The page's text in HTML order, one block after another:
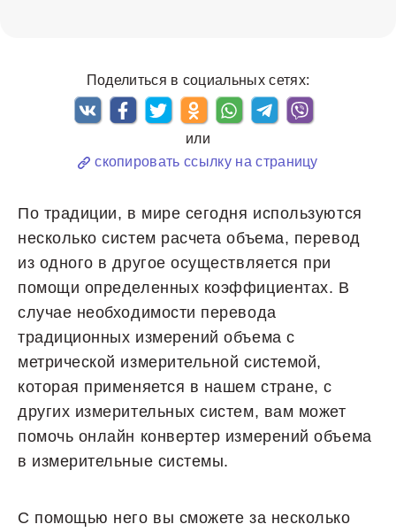
Поделиться в социальных сетях:
или
скопировать ссылку на страницу
По традиции, в мире сегодня используются
несколько систем расчета объема, перевод
из одного в другое осуществляется при
помощи определенных коэффициентах. В
случае необходимости перевода
традиционных измерений объема с
метрической измерительной системой,
которая применяется в нашем стране, с
других измерительных систем, вам может
помочь онлайн конвертер измерений объема
в измерительные системы.
С помощью него вы сможете за несколько